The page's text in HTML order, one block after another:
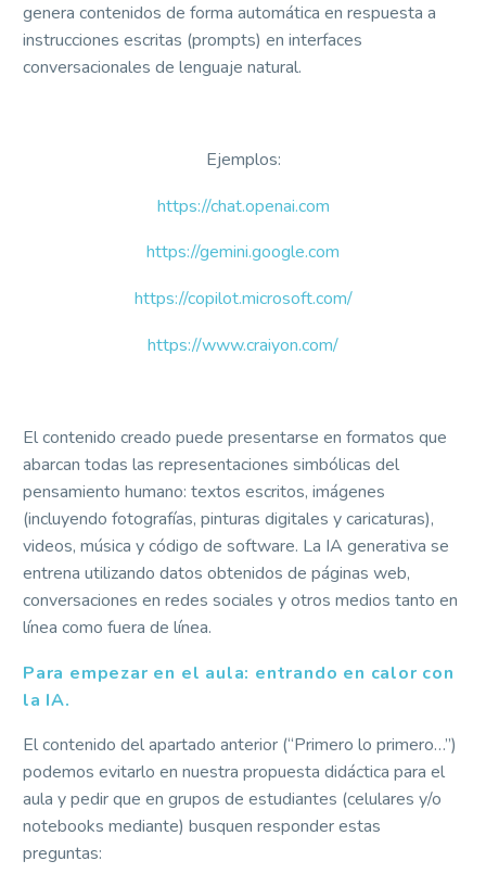
genera contenidos de forma automática en respuesta a
instrucciones escritas (prompts) en interfaces
conversacionales de lenguaje natural.
Ejemplos:
https://chat.openai.com
https://gemini.google.com
https://copilot.microsoft.com/
https://www.craiyon.com/
El contenido creado puede presentarse en formatos que
abarcan todas las representaciones simbólicas del
pensamiento humano: textos escritos, imágenes
(incluyendo fotografías, pinturas digitales y caricaturas),
videos, música y código de software. La IA generativa se
entrena utilizando datos obtenidos de páginas web,
conversaciones en redes sociales y otros medios tanto en
línea como fuera de línea.
Para empezar en el aula: entrando en calor con
la IA.
El contenido del apartado anterior (“Primero lo primero…”)
podemos evitarlo en nuestra propuesta didáctica para el
aula y pedir que en grupos de estudiantes (celulares y/o
notebooks mediante) busquen responder estas
preguntas: